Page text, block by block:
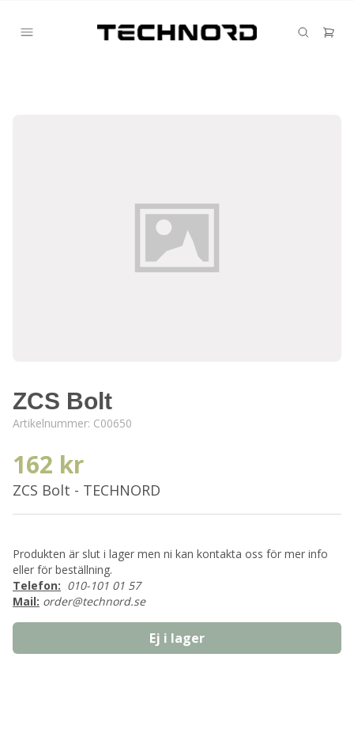
ZCS Bolt
Artikelnummer: C00650
162 kr
ZCS Bolt - TECHNORD
Produkten är slut i lager men ni kan kontakta oss för mer info
eller för beställning.
Telefon: 010-101 01 57
Mail: order@technord.se
Ej i lager